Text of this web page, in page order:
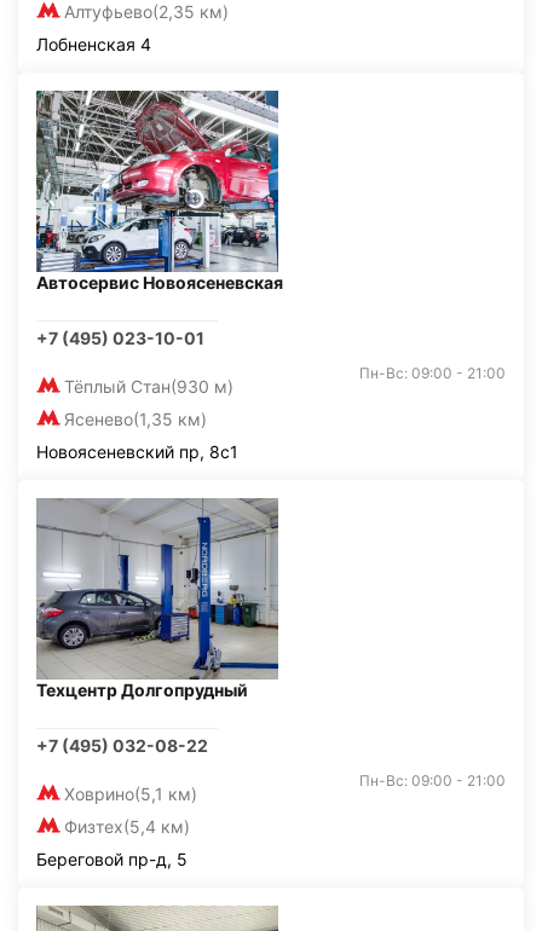
Алтуфьево(2,35 км)
Лобненская 4
Автосервис Новоясеневская
+7 (495) 023-10-01
Тёплый Стан(930 м)
Ясенево(1,35 км)
Пн-Вс: 09:00 - 21:00
Новоясеневский пр, 8с1
Техцентр Долгопрудный
+7 (495) 032-08-22
Ховрино(5,1 км)
Физтех(5,4 км)
Пн-Вс: 09:00 - 21:00
Береговой пр-д, 5